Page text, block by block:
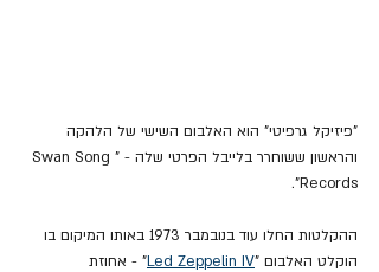
"פיזיקל גרפיטי" הוא האלבום השישי של הלהקה
והראשון ששוחרר בלייבל הפרטי שלה - "Swan Song
Records".
ההקלטות החלו עוד בנובמבר 1973 באותו המיקום בו
הוקלט האלבום "Led Zeppelin IV" - אחוזת